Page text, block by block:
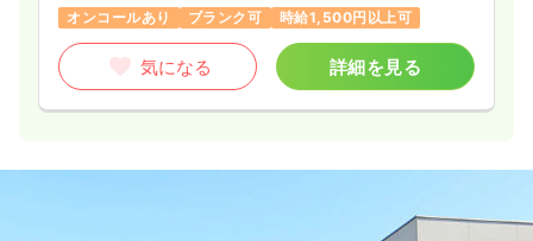
オンコールあり
ブランク可 時給1,500円以上可
気になる 詳細を見る